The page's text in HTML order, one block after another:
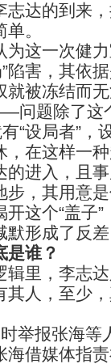
的到来，
。
这一次健力
陷害，其依
就被冻结而
问题除了这
设局者”，
，在这样一
的进入，且
步，其用意
这个“盖子
默形成了反
谁？
，李志达
其人，至少
报张海等
海借媒体指